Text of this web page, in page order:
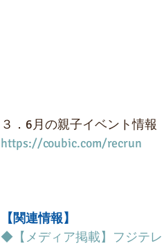
３．6月の親子イベント情報
https://coubic.com/recrun
【関連情報】
◆【メディア掲載】フジテレ